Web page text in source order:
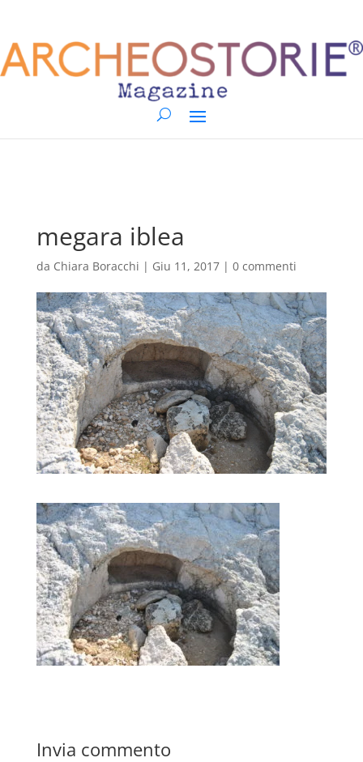
megara iblea
da Chiara Boracchi | Giu 11, 2017| 0 commenti
Invia commento